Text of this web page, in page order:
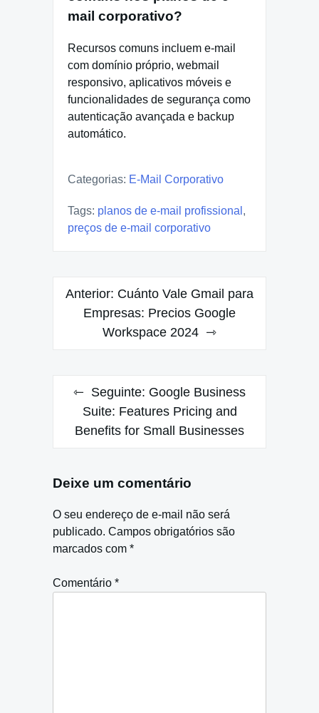
mail corporativo?
Recursos comuns incluem e-mail
com domínio próprio, webmail
responsivo, aplicativos móveis e
funcionalidades de segurança como
autenticação avançada e backup
automático.
Categorias: E-Mail Corporativo
Tags: planos de e-mail profissional ,
preços de e-mail corporativo
Navegação
Anterior: Cuánto Vale Gmail para
Empresas: Precios Google
Workspace 2024
Seguinte: Google Business
Suite: Features Pricing and
Benefits for Small Businesses
Deixe um comentário
O seu endereço de e-mail não será
publicado. Campos obrigatórios são
marcados com *
Comentário *